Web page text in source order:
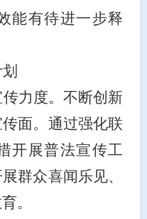
能有待进一步释
力度。 不断创新
面。通过强化联
开展普法宣传工
群众喜闻乐见、
。